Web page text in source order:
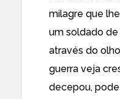
milagre que
um soldado de
através do
guerra veja
decepou,